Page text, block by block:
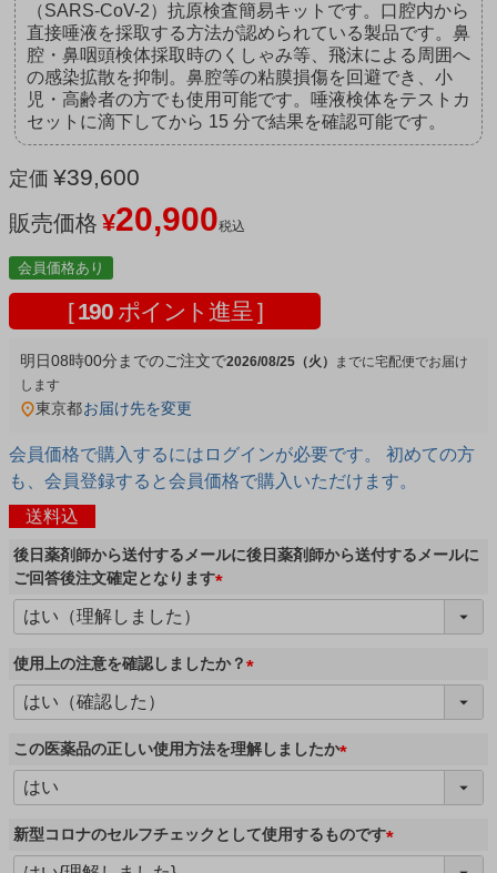
（SARS-CoV-2）抗原検査簡易キットです。口腔内から
直接唾液を採取する方法が認められている製品です。鼻
腔・鼻咽頭検体採取時のくしゃみ等、飛沫による周囲へ
の感染拡散を抑制。鼻腔等の粘膜損傷を回避でき、小
児・高齢者の方でも使用可能です。唾液検体をテストカ
セットに滴下してから 15 分で結果を確認可能です。
定価 ¥39,600
販売価格 ¥20,900税込
会員価格あり
[ 190 ポイント進呈 ]
明日08時00分までのご注文で2026/08/25（火） 宅配便
東京都お届け先を変更
会員価格で購入するにはログインが必要です。 初めての方
も、会員登録すると会員価格で購入いただけます。
送料込
後日薬剤師から送付するメールに後日薬剤師から送付するメールに
ご回答後注文確定となります
必
須
)
使用上の注意を確認しましたか？
必
須
)
この医薬品の正しい使用方法を理解しましたか
必
須
新型コロナのセルフチェックとして使用するものです